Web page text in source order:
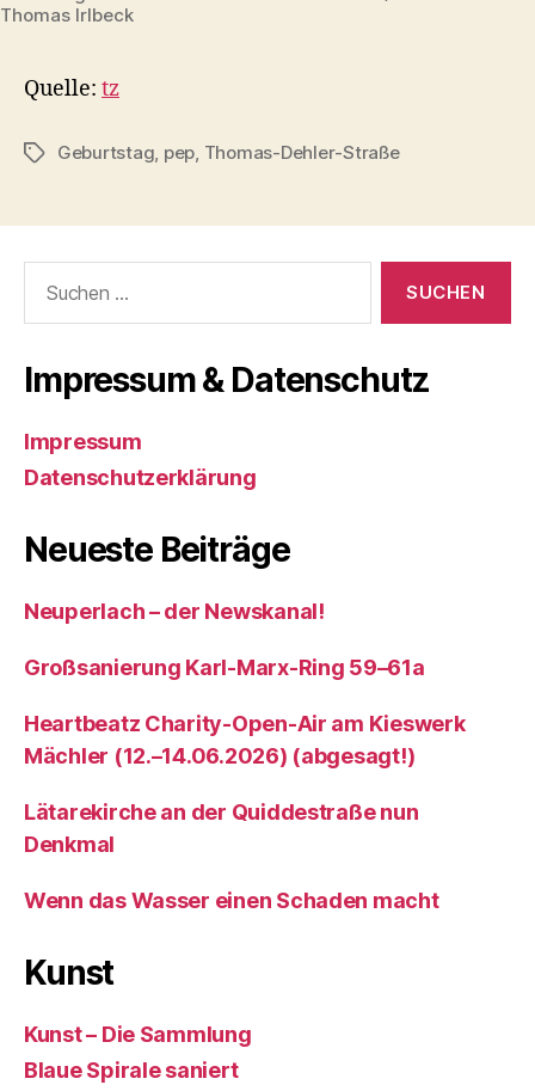
Thomas Irlbeck
Quelle: tz
Schlagwörter
Geburtstag pep Thomas-Dehler-Straße
nach:
Impressum & Datenschutz
Impressum
Datenschutzerklärung
Neueste Beiträge
Neuperlach – der Newskanal!
Großsanierung Karl-Marx-Ring 59–61a
Heartbeatz Charity-Open-Air am Kieswerk
Mächler (12.–14.06.2026) (abgesagt!)
Lätarekirche an der Quiddestraße nun
Denkmal
Wenn das Wasser einen Schaden macht
Kunst
Kunst – Die Sammlung
Blaue Spirale saniert